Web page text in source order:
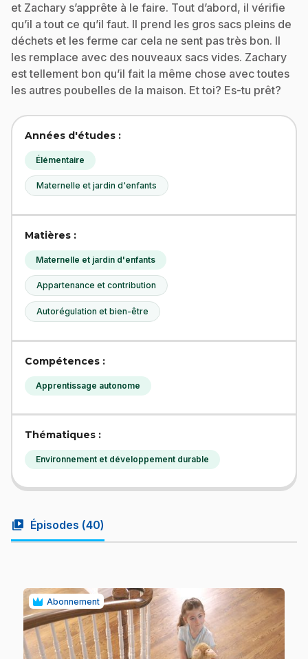
et Zachary s’apprête à le faire. Tout d’abord, il vérifie
qu’il a tout ce qu’il faut. Il prend les gros sacs pleins de
déchets et les ferme car cela ne sent pas très bon. Il
les remplace avec des nouveaux sacs vides. Zachary
est tellement bon qu’il fait la même chose avec toutes
les autres poubelles de la maison. Et toi? Es-tu prêt?
Années d'études :
Élémentaire
Maternelle et jardin d'enfants
Matières :
Maternelle et jardin d'enfants
Appartenance et contribution
Autorégulation et bien-être
Compétences :
Apprentissage autonome
Thématiques :
Environnement et développement durable
video_library Épisodes (40)
Abonnement